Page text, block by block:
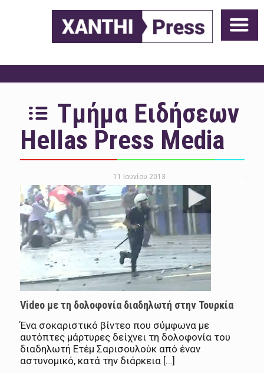
Τμήμα Ειδήσεων
Hellas Press Media
11 Ιουνίου 2013
Video με τη δολοφονία διαδηλωτή στην Τουρκία
Ένα σοκαριστικό βίντεο που σύμφωνα με
αυτόπτες μάρτυρες δείχνει τη δολοφονία του
διαδηλωτή Ετέμ Σαρισουλούκ από έναν
αστυνομικό, κατά την διάρκεια […]